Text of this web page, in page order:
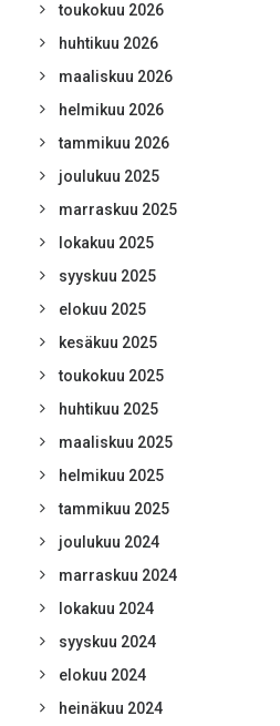
toukokuu 2026
huhtikuu 2026
maaliskuu 2026
helmikuu 2026
tammikuu 2026
joulukuu 2025
marraskuu 2025
lokakuu 2025
syyskuu 2025
elokuu 2025
kesäkuu 2025
toukokuu 2025
huhtikuu 2025
maaliskuu 2025
helmikuu 2025
tammikuu 2025
joulukuu 2024
marraskuu 2024
lokakuu 2024
syyskuu 2024
elokuu 2024
heinäkuu 2024